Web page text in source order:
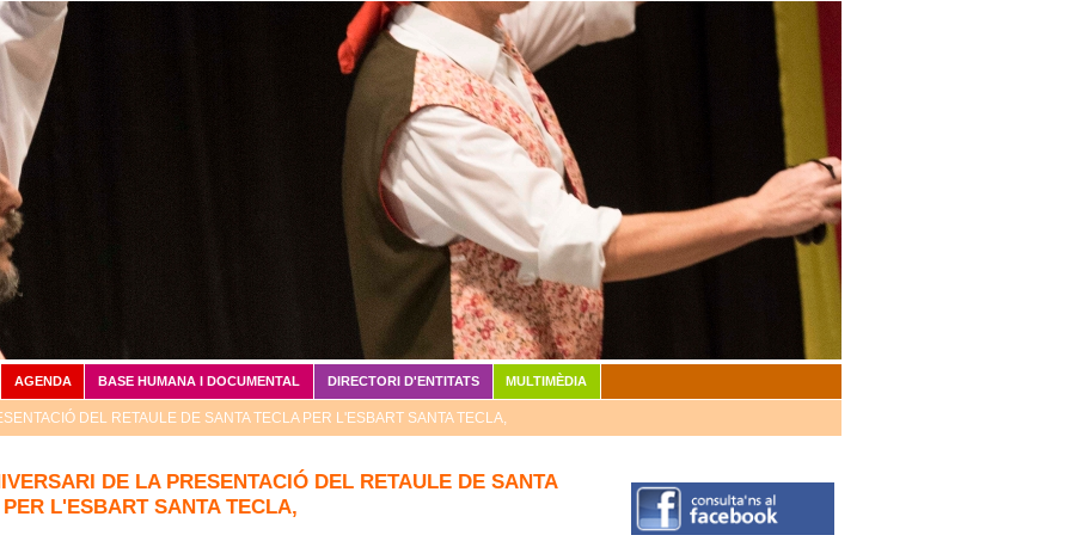
DE LA PRESENTACIÓ DEL RETAULE DE SANTA
L'ESBART SANTA TECLA,
AGENDA BASE HUMANA I DOCUMENTAL DIRECTORI D'ENTITATS MULTIMÈDIA
DEL RETAULE DE SANTA TECLA PER L'ESBART SANTA TECLA,